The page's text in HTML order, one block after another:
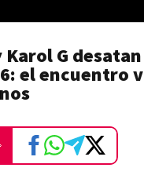
Karol G
el encuentro